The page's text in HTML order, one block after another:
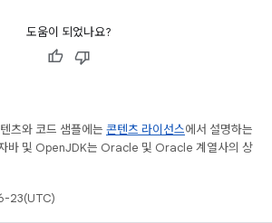
도움이 되었나요?
츠와 코드 샘플에는 콘텐츠 라이선스에서 설명하는
바 및 OpenJDK는 Oracle 및 Oracle 계열사의 상
23(UTC)